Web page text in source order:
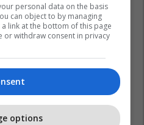
personal data on the basis
can object to by managing
link at the bottom of this page
or withdraw consent in privacy
options